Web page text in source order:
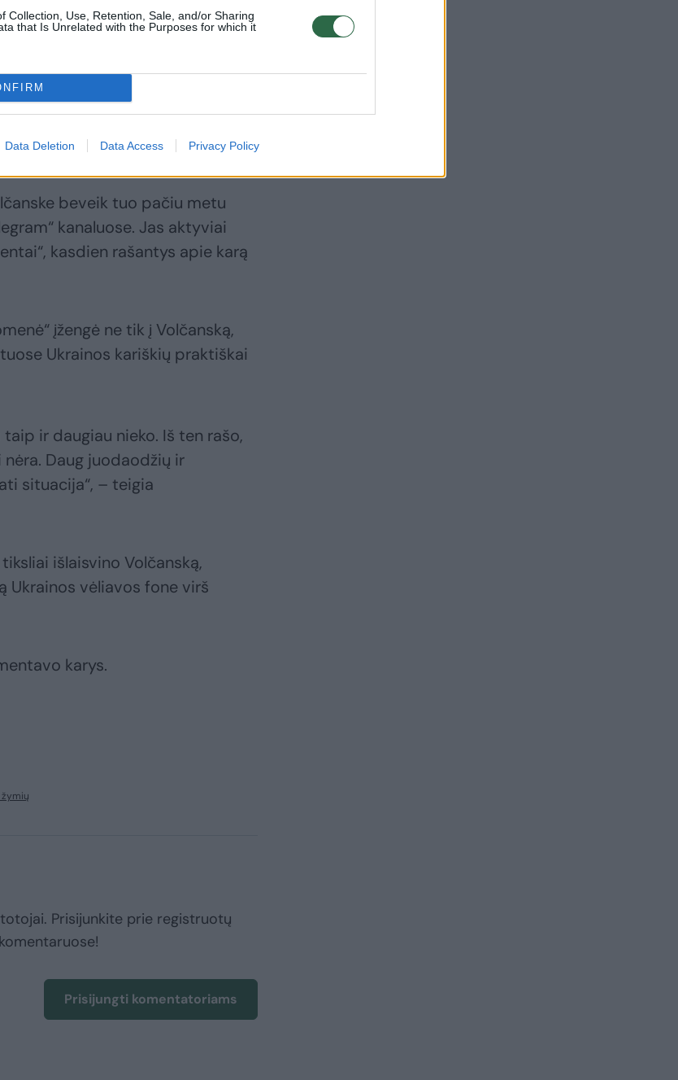
Collection, Use, Retention, Sale, and/or Sharing
that Is Unrelated with the Purposes for which it
Data Deletion Data Access Privacy Policy
beveik tuo pačiu metu
kanaluose. Jas aktyviai
kasdien rašantys apie karą
įžengė ne tik į Volčanską,
Ukrainos kariškių praktiškai
taip ir daugiau nieko. Iš ten rašo,
Daug juodaodžių ir
situacija“, – teigia
išlaisvino Volčanską,
Ukrainos vėliavos fone virš
karys.
Prisijunkite prie registruotų
Prisijungti komentatoriams